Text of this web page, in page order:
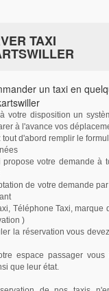
TAXI
un taxi en
votre disposition un
à l'avance vos
d'abord remplir le
votre demande à
de votre demande
Téléphone Taxi, marque
)
la réservation vous
passager vous
que leur état.